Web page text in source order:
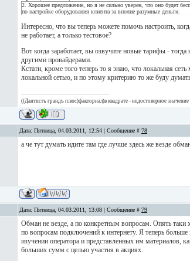
2. Хорошее предложение, но я не сильно уверен, что оно будет
по настройке оборудования клиента за вполне разумные деньги.
Интересно, что вы теперь можете помочь настроить,
не работает, а только тестовое?
Вот когда заработает, вы озвучите новые тарифы -
другими провайдерами.
Кстати, кроме того теперь то я знаю, что локальная
локальной сетью, и по этому критерию то же буду
((Дантистъ грандъ плюс)факториал)в квадрате - недостоверное значение
Дата: Пятница, 04.03.2011, 12:54 | Сообщение # 78
а че тут думать идите там где лучше здесь же везде
Дата: Пятница, 04.03.2011, 13:08 | Сообщение # 79
Обман не везде, а по конкретным вопросам. Опять
по вопросам подключений к интернету. Я теперь
изучении оператора и представленных им материалов,
больших сумм с целью участия в акциях.